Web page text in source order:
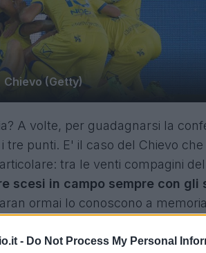
- Do Not Process My Personal
Chievo (Getty)
A volte, per guadagnarsi la
tre punti. E' il caso del Chievo che
tra le venti compagini
scesi in campo sempre con gli
ormai lo conoscono a
da Cacciatore, Dainelli,
Castro in mediana, Birsa sulla